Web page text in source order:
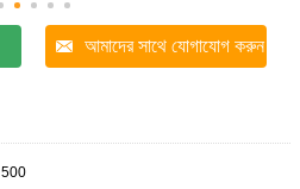
আমাদের সাথে যোগাযোগ করুন
500